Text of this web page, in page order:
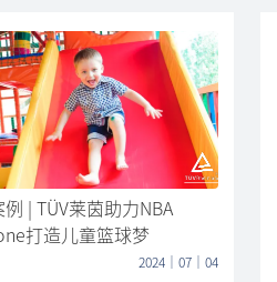
例 | TÜV莱茵助力NBA
打造儿童篮球梦
2024｜07｜04